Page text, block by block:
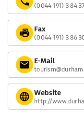
(0044-191) 3 84
Fax
(0044-191) 3 86
E-Mail
Website
http://